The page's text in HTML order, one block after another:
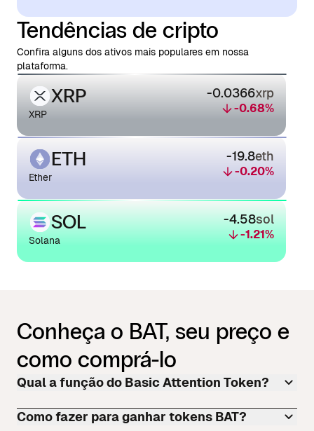
Tendências de cripto
Confira alguns dos ativos mais populares em nossa
plataforma.
XRP
XRP
-0.0366xrp
-0.68%
ETH
Ether
-19.8eth
-0.20%
SOL
Solana
-4.58sol
-1.21%
Conheça o BAT, seu preço e
como comprá-lo
Qual a função do Basic Attention Token?
Como fazer para ganhar tokens BAT?